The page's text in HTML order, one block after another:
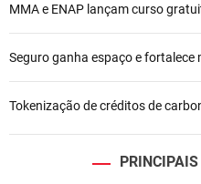
MMA e ENAP lançam curso
Seguro ganha espaço e
Tokenização de créditos de